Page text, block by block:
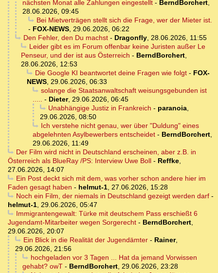
nächsten Monat alle Zahlungen eingestellt - BerndBorchert,
28.06.2026, 09:45
Bei Mietverträgen stellt sich die Frage, wer der Mieter ist.
- FOX-NEWS, 29.06.2026, 06:22
Den Fehler, den Du machst- Dragonfly, 28.06.2026, 11:55
Leider gibt es im Forum offenbar keine Juristen außer Le
Penseur, und der ist aus Österreich - BerndBorchert,
28.06.2026, 12:53
Die Google KI beantwortet deine Fragen wie folgt- FOX-
NEWS, 29.06.2026, 06:33
solange die Staatsanwaltschaft weisungsgebunden ist
..... - Dieter, 29.06.2026, 06:45
Unabhängige Justiz in Frankreich - paranoia,
29.06.2026, 08:50
Ich verstehe nicht genau, wer über "Duldung" eines
abgelehnten Asylbewerbers entscheidet - BerndBorchert,
29.06.2026, 11:49
Der Film wird nicht in Deutschland erscheinen, aber z.B. in
Österreich als BlueRay /PS: Interview Uwe Boll - Reffke,
27.06.2026, 14:07
Ein Post deckt sich mit dem, was vorher schon andere hier im
Faden gesagt haben - helmut-1, 27.06.2026, 15:28
Noch ein Film, der niemals in Deutschland gezeigt werden darf-
helmut-1, 29.06.2026, 05:47
Immigrantengewalt: Türke mit deutschem Pass erschießt 6
Jugendamt-Mitarbeiter wegen Sorgerecht - BerndBorchert,
29.06.2026, 20:07
Ein Blick in die Realität der Jugendämter- Rainer,
29.06.2026, 21:56
hochgeladen vor 3 Tagen ... Hat da jemand Vorwissen
gehabt? owT - BerndBorchert, 29.06.2026, 23:28